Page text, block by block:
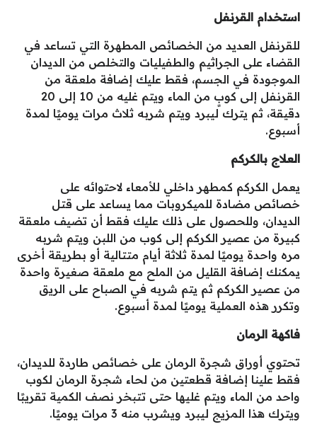
استخدام القرنفل
للقرنفل العديد من الخصائص المطهرة التي تساعد في
القضاء على الجراثيم والطفيليات والتخلص من الديدان
الموجودة في الجسم، فقط عليك إضافة ملعقة من
القرنفل إلى كوبٍ من الماء ويتم غليه من 10 إلى 20
دقيقة، ثم يترك ليبرد ويتم شربه ثلاث مرات يوميًا لمدة
أسبوع.
العلاج بالكركم
يعمل الكركم كمطهر داخلي للأمعاء لاحتوائه على
خصائص مضادة للميكروبات مما يساعد على قتل
الديدان، وللحصول على ذلك عليك فقط أن تضيف ملعقة
كبيرة من عصير الكركم إلى كوب من اللبن ويتم شربه
مره واحدة يوميًا لمدة ثلاثة أيام متتالية أو بطريقة أخرى
يمكنك إضافة القليل من الملح مع ملعقة صغيرة واحدة
من عصير الكركم ثم يتم شربه في الصباح على الريق
وتكرر هذه العملية يوميًا لمدة أسبوع.
فاكهة الرمان
تحتوي أوراق شجرة الرمان على خصائص طاردة للديدان،
فقط علينا إضافة قطعتين من لحاء شجرة الرمان لكوب
واحد من الماء ويتم غليها حتى تتبخر نصف الكمية تقريبًا
ويترك هذا المزيج ليبرد ويشرب منه 3 مرات يوميًا.